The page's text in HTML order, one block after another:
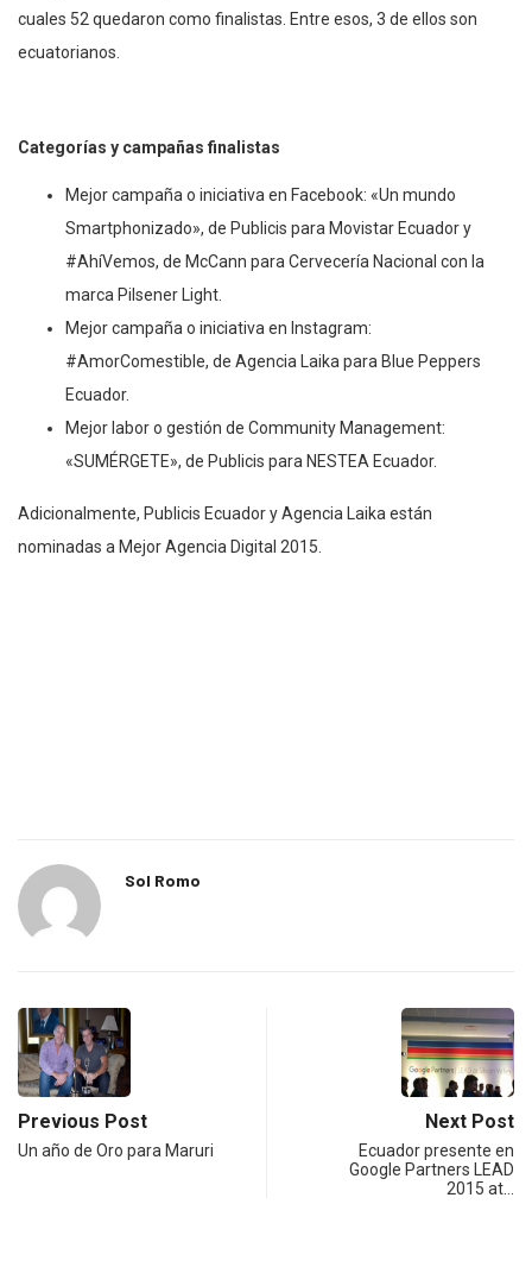
cuales 52 quedaron como finalistas. Entre esos, 3 de ellos son
ecuatorianos.
Categorías y campañas finalistas
Mejor campaña o iniciativa en Facebook: «Un mundo
Smartphonizado», de Publicis para Movistar Ecuador y
#AhíVemos, de McCann para Cervecería Nacional con la
marca Pilsener Light.
Mejor campaña o iniciativa en Instagram:
#AmorComestible, de Agencia Laika para Blue Peppers
Ecuador.
Mejor labor o gestión de Community Management:
«SUMÉRGETE», de Publicis para NESTEA Ecuador.
Adicionalmente, Publicis Ecuador y Agencia Laika están
nominadas a Mejor Agencia Digital 2015.
Sol Romo
Previous Post
Un año de Oro para Maruri
Next Post
Ecuador presente en
Google Partners LEAD
2015 at…